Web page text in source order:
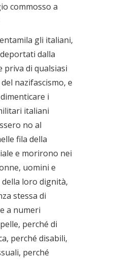
commosso a
gli italiani,
dalla
priva di qualsiasi
nazifascismo, e
i
italiani
no al
fila della
e morirono nei
uomini e
loro dignità,
stessa di
a numeri
perché di
perché disabili,
perché